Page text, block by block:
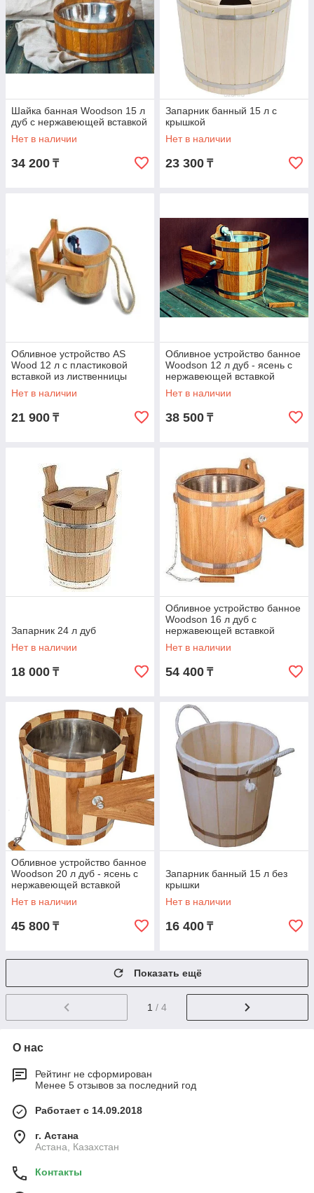
Шайка банная Woodson 15 л
дуб с нержавеющей вставкой
Нет в наличии
34 200 ₸
Запарник банный 15 л с
крышкой
Нет в наличии
23 300 ₸
Обливное устройство AS
Wood 12 л с пластиковой
вставкой из лиственницы
Нет в наличии
21 900 ₸
Обливное устройство банное
Woodson 12 л дуб - ясень с
нержавеющей вставкой
Нет в наличии
38 500 ₸
Запарник 24 л дуб
Нет в наличии
18 000 ₸
Обливное устройство банное
Woodson 16 л дуб с
нержавеющей вставкой
Нет в наличии
54 400 ₸
Обливное устройство банное
Woodson 20 л дуб - ясень с
нержавеющей вставкой
Нет в наличии
45 800 ₸
Запарник банный 15 л без
крышки
Нет в наличии
16 400 ₸
Показать ещё
1 / 4
О нас
Рейтинг не сформирован
Менее 5 отзывов за последний год
Работает с 14.09.2018
г. Астана
Астана, Казахстан
Контакты